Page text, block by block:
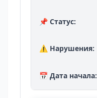
📌 Статус:
⚠️ Нарушения:
📅 Дата начала: